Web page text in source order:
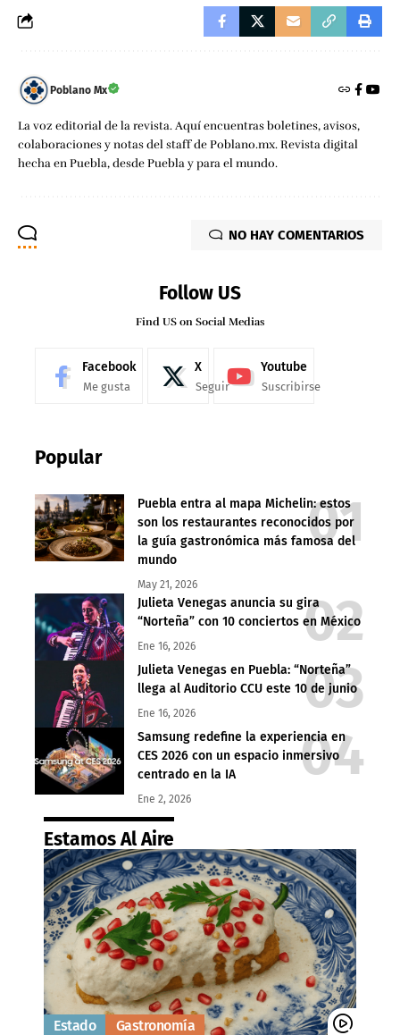
Poblano Mx
La voz editorial de la revista. Aquí encuentras boletines, avisos,
colaboraciones y notas del staff de Poblano.mx. Revista digital
hecha en Puebla, desde Puebla y para el mundo.
NO HAY COMENTARIOS
Follow US
Find US on Social Medias
Facebook
Me gusta
X
Seguir
Youtube
Suscribirse
Popular
Puebla entra al mapa Michelin: estos
son los restaurantes reconocidos por
la guía gastronómica más famosa del
mundo
May 21, 2026
Julieta Venegas anuncia su gira
“Norteña” con 10 conciertos en México
Ene 16, 2026
Julieta Venegas en Puebla: “Norteña”
llega al Auditorio CCU este 10 de junio
Ene 16, 2026
Samsung redefine la experiencia en
CES 2026 con un espacio inmersivo
centrado en la IA
Ene 2, 2026
Estamos Al Aire
Estado Gastronomía